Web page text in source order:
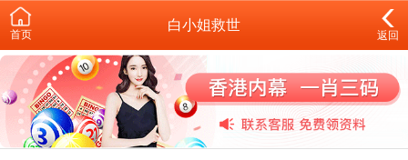
首页
白小姐救世
返回